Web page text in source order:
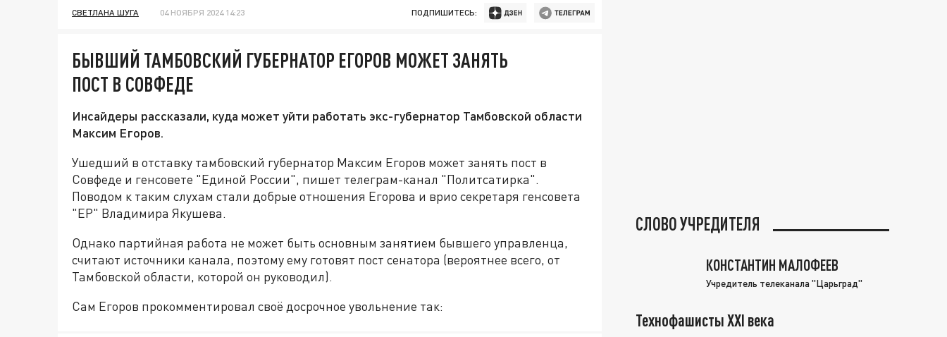
СВЕТЛАНА ШУГА 04 НОЯБРЯ 2024 14:23 ПОДПИШИТЕСЬ:
БЫВШИЙ ТАМБОВСКИЙ ГУБЕРНАТОР ЕГОРОВ МОЖЕТ ЗАНЯТЬ
ПОСТ В СОВФЕДЕ
Инсайдеры рассказали, куда может уйти работать экс-губернатор Тамбовской области
Максим Егоров.
Ушедший в отставку тамбовский губернатор Максим Егоров может занять пост в
Совфеде и генсовете "Единой России", пишет телеграм-канал "Политсатирка".
Поводом к таким слухам стали добрые отношения Егорова и врио секретаря генсовета
"ЕР" Владимира Якушева.
Однако партийная работа не может быть основным занятием бывшего управленца,
считают источники канала, поэтому ему готовят пост сенатора (вероятнее всего, от
Тамбовской области, которой он руководил).
Сам Егоров прокомментировал своё досрочное увольнение так:
СЛОВО УЧРЕДИТЕЛЯ
КОНСТАНТИН МАЛОФЕЕВ
Учредитель телеканала "Царьград"
Технофашисты XXI века